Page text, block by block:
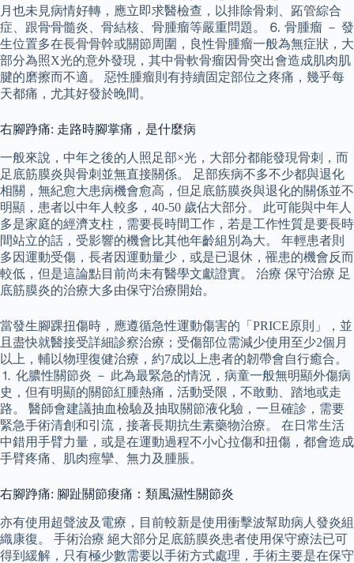
月也未見病情好轉，應立即求醫檢查，以排除骨刺、跖管綜合
症、跟骨骨髓炎、骨結核、骨腫瘤等嚴重問題。 ⒍ 骨腫瘤 － 發
生位置多在長骨骨幹或關節周圍，良性骨腫瘤一般為無症狀，大
部分為照X光的意外發現，其中骨軟骨瘤因骨突出會造成肌肉肌
腱的磨擦而不適。 惡性腫瘤則有持續固定部位之疼痛，幾乎每
天都痛，尤其好發於晚間。
右腳踭痛: 走路時腳掌痛，是什麼病
一般來說，中年之後的人照足部×光，大部分都能發現骨刺，而
足底筋膜炎與骨刺並無直接關係。 足部疾病不多不少都與退化
相關，無紀愈大患病機會愈高，但足底筋膜炎與退化的關係並不
明顯，患者以中年人較多，40-50 歲佔大部分。 此可能與中年人
多是家庭的經濟支柱，需要長時間工作，若是工作性質是要長時
間站立的話，受影響的機會比其他年齡組別為大。 年輕患者則
多因運動受傷，長者因運動量少，或是已退休，罹患的機會反而
較低，但是這論點目前尚未有醫學文獻證實。 治療 保守治療 足
底筋膜炎的治療大多由保守治療開始。
當發生腳踝扭傷時，應遵循急性運動傷害的「PRICE原則」，並
且盡快就醫接受詳細診察治療；受傷部位需減少使用至少2個月
以上，輔以物理復健治療，約7成以上患者的韌帶會自行癒合。
⒈ 化膿性關節炎 － 此為最緊急的情況，病童一般無明顯外傷病
史，但有明顯的關節紅腫熱痛，活動受限，不敢動、踏地或走
路。 醫師會建議抽血檢驗及抽取關節液化驗，一旦確診，需要
緊急手術清創和引流，接著長期抗生素藥物治療。 在日常生活
中錯用手臂力量，或是在運動過程不小心拉傷和扭傷，都會造成
手臂疼痛、肌肉痙攣、無力及腫脹。
右腳踭痛: 腳趾關節痠痛：類風濕性關節炎
亦有使用超聲波及電療，目前較新是使用衝擊波幫助病人發炎組
織康復。 手術治療 絕大部分足底筋膜炎患者使用保守療法已可
得到緩解，只有極少數需要以手術方式處理，手術主要是在保守